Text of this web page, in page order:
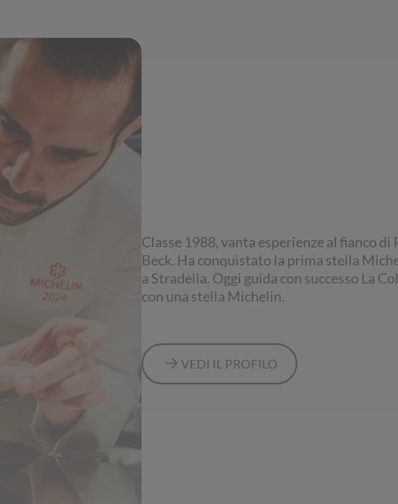
Classe 1988, vanta esperienze al fianco di
Beck. Ha conquistato la prima stella
a Stradella. Oggi guida con successo La
con una stella Michelin.
VEDI IL PROFILO